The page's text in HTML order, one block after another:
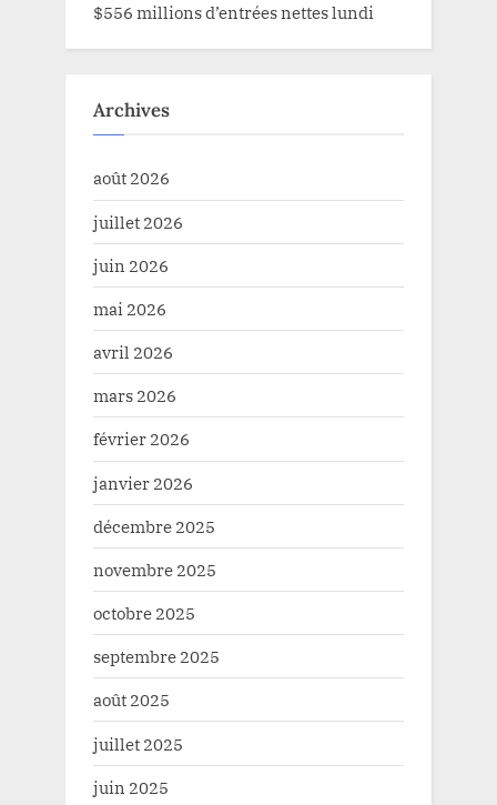
$556 millions d’entrées nettes lundi
Archives
août 2026
juillet 2026
juin 2026
mai 2026
avril 2026
mars 2026
février 2026
janvier 2026
décembre 2025
novembre 2025
octobre 2025
septembre 2025
août 2025
juillet 2025
juin 2025